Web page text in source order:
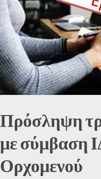
Πρόσληψη
με σύμβαση
Ορχομενού